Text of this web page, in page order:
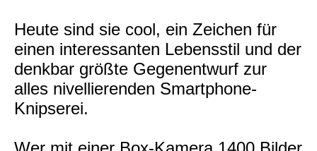
Heute sind sie cool, ein Zeichen für
einen interessanten Lebensstil und der
denkbar größte Gegenentwurf zur
alles nivellierenden Smartphone-
Knipserei.